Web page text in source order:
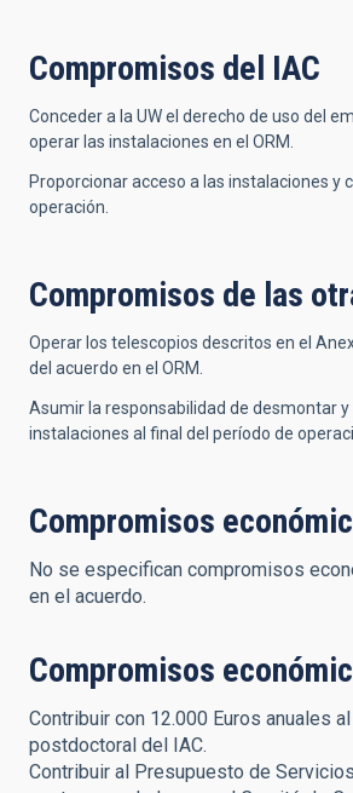
Compromisos del IAC
Conceder a la UW el derecho de uso del
operar las instalaciones en el ORM.
Proporcionar acceso a las instalaciones y
operación.
Compromisos de las
Operar los telescopios descritos en el
del acuerdo en el ORM.
Asumir la responsabilidad de desmontar y
instalaciones al final del período de
Compromisos
No se especifican compromisos
en el acuerdo.
Compromisos
Contribuir con 12.000 Euros anuales
postdoctoral del IAC.
Contribuir al Presupuesto de